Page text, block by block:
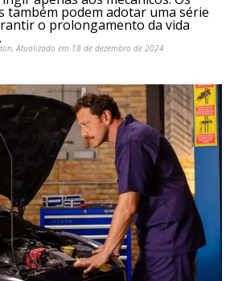
também podem adotar uma série
o prolongamento da vida
Atualizado em 18 de dezembro de 2024